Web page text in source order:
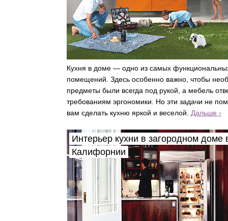
Кухня в доме — одно из самых
помещений. Здесь особенно важно, чтобы
предметы были всегда под рукой, а мебель
требованиям эргономики. Но эти задачи не
вам сделать кухню яркой и веселой. Дальше ›
Интерьер кухни в загородном доме
Калифорнии